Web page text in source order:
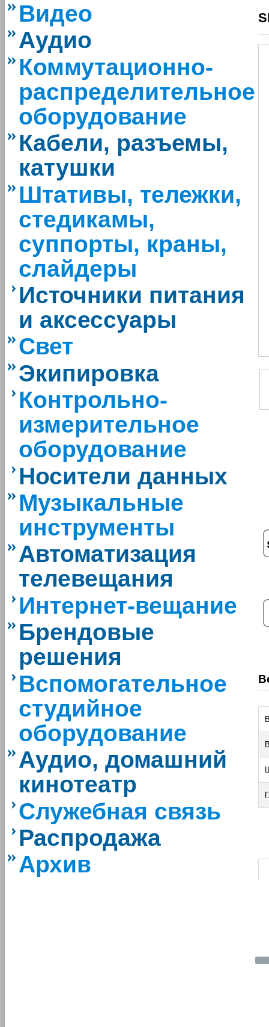
Видео
Аудио
Коммутационно-
распределительное
оборудование
Кабели, разъемы,
катушки
Штативы, тележки,
стедикамы,
суппорты, краны,
слайдеры
Источники питания
и аксессуары
Свет
Экипировка
Контрольно-
измерительное
оборудование
Носители данных
Музыкальные
инструменты
Автоматизация
телевещания
Интернет-вещание
Брендовые
решения
Вспомогательное
студийное
оборудование
Аудио, домашний
кинотеатр
Служебная связь
Распродажа
Архив